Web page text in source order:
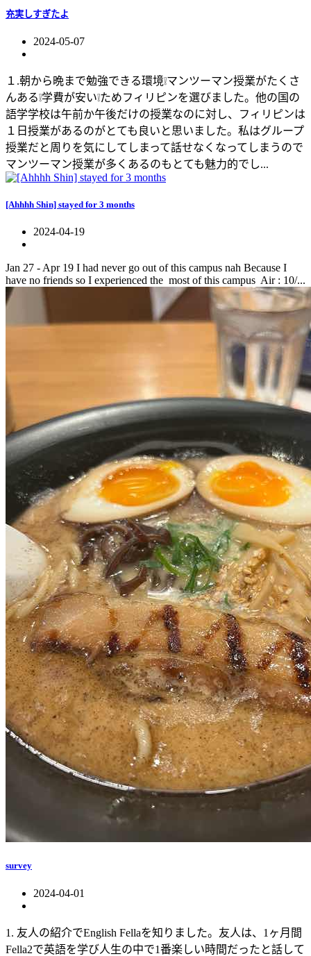
充実しすぎたよ
2024-05-07
１.朝から晩まで勉強できる環境❕マンツーマン授業がたくさ
んある❕学費が安い❕ためフィリピンを選びました。他の国の
語学学校は午前か午後だけの授業なのに対し、フィリピンは
１日授業があるのがとても良いと思いました。私はグループ
授業だと周りを気にしてしまって話せなくなってしまうので
マンツーマン授業が多くあるのもとても魅力的でし...
[Ahhhh Shin] stayed for 3 months
2024-04-19
Jan 27 - Apr 19 I had never go out of this campus nah Because I
have no friends so I experienced the most of this campus Air : 10/...
survey
2024-04-01
1. 友人の紹介でEnglish Fellaを知りました。友人は、1ヶ月間
Fella2で英語を学び人生の中で1番楽しい時間だったと話して